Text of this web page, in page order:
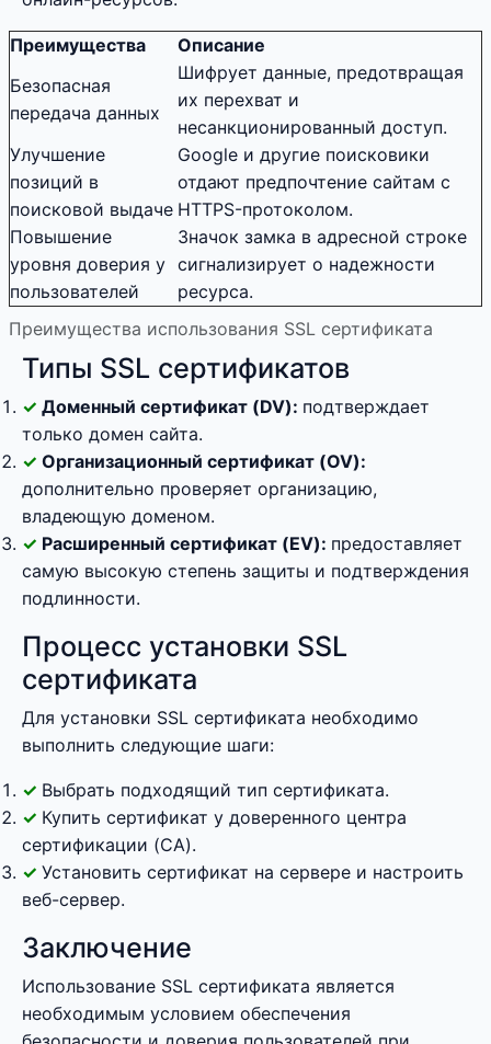
Преимущества использования SSL сертификата
Преимущества
Описание
Безопасная
передача данных
Шифрует данные, предотвращая
их перехват и
несанкционированный доступ.
Улучшение
позиций в
поисковой выдаче
Google и другие поисковики
отдают предпочтение сайтам с
HTTPS-протоколом.
Повышение
уровня доверия у
пользователей
Значок замка в адресной строке
сигнализирует о надежности
ресурса.
Типы SSL сертификатов
Доменный сертификат (DV): подтверждает
только домен сайта.
Организационный сертификат (OV):
дополнительно проверяет организацию,
владеющую доменом.
Расширенный сертификат (EV): предоставляет
самую высокую степень защиты и подтверждения
подлинности.
Процесс установки SSL
сертификата
Для установки SSL сертификата необходимо
выполнить следующие шаги:
Выбрать подходящий тип сертификата.
Купить сертификат у доверенного центра
сертификации (CA).
Установить сертификат на сервере и настроить
веб-сервер.
Заключение
Использование SSL сертификата является
необходимым условием обеспечения